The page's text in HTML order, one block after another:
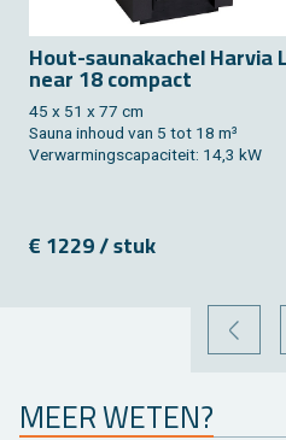
Hout-sau­nakachel Har­via
near 18 com­pact
45 x 51 x 77 cm
Sauna in­houd van 5 tot 18 m³
Ver­war­mings­ca­pa­ci­teit: 14,3 kW
€ 1229 / stuk
MEER WETEN?